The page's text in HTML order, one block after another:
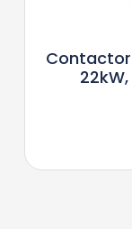
Contactor